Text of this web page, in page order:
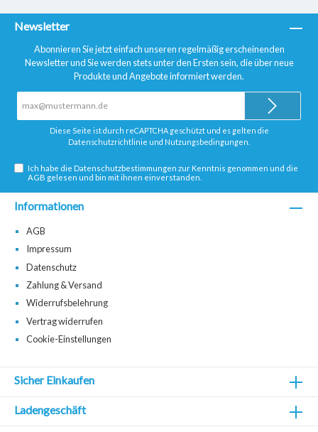
Newsletter
Abonnieren Sie jetzt einfach unseren regelmäßig erscheinenden
Newsletter und Sie werden stets unter den Ersten sein, die über neue
Produkte und Angebote informiert werden.
Adresse*
Diese Seite ist durch reCAPTCHA geschützt und es gelten die
Datenschutzrichtlinie und Nutzungsbedingungen
Ich habe dieDatenschutzbestimmungen zur Kenntnis genommen und die
AGB gelesen und bin mit ihnen einverstanden.
Informationen
AGB
Impressum
Datenschutz
Zahlung & Versand
Widerrufsbelehrung
Vertrag widerrufen
Cookie-Einstellungen
Sicher Einkaufen
Ladengeschäft